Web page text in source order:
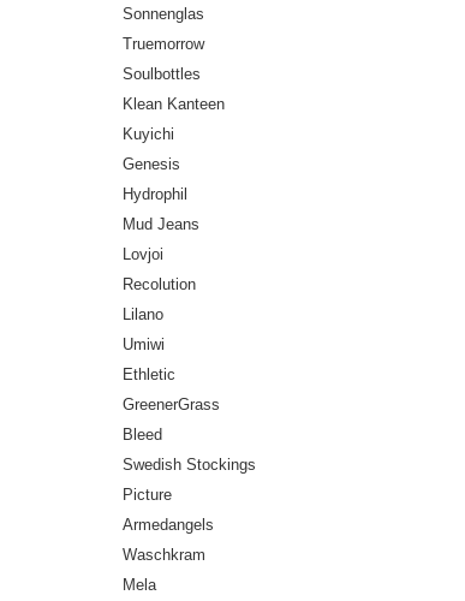
Sonnenglas
Truemorrow
Soulbottles
Klean Kanteen
Kuyichi
Genesis
Hydrophil
Mud Jeans
Lovjoi
Recolution
Lilano
Umiwi
Ethletic
GreenerGrass
Bleed
Swedish Stockings
Picture
Armedangels
Waschkram
Mela